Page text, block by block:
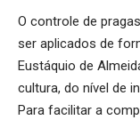
O controle de
ser aplicados de
Eustáquio de
cultura, do nível de
Para facilitar a